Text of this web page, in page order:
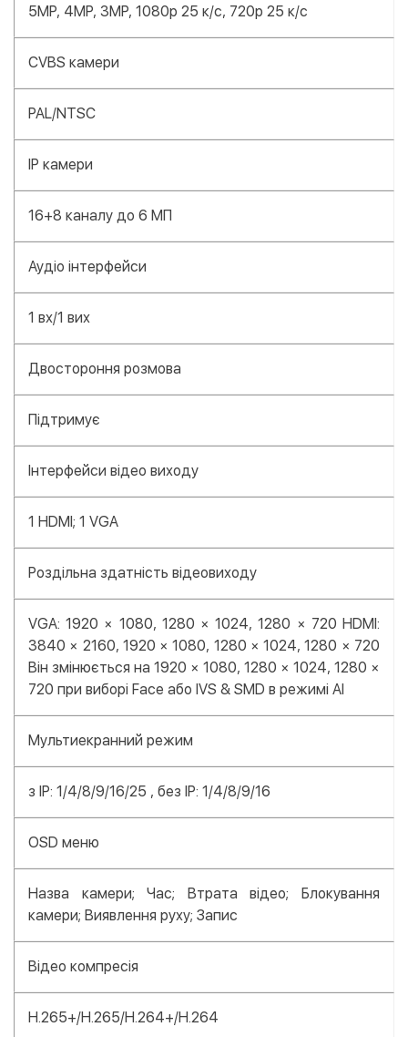
5MP, 4MP, 3MP, 1080p 25 к/с, 720p 25 к/с
CVBS камери
PAL/NTSC
IP камери
16+8 каналу до 6 МП
Аудіо інтерфейси
1 вх/1 вих
Двостороння розмова
Підтримує
Інтерфейси відео виходу
1 HDMI; 1 VGA
Роздільна здатність відеовиходу
VGA: 1920 × 1080, 1280 × 1024, 1280 × 720 HDMI:
3840 × 2160, 1920 × 1080, 1280 × 1024, 1280 × 720
Він змінюється на 1920 × 1080, 1280 × 1024, 1280 ×
720 при виборі Face або IVS & SMD в режимі AI
Мультиекранний режим
з IP: 1/4/8/9/16/25 , без IP: 1/4/8/9/16
OSD меню
Назва камери; Час; Втрата відео; Блокування
камери; Виявлення руху; Запис
Відео компресія
H.265+/H.265/H.264+/H.264